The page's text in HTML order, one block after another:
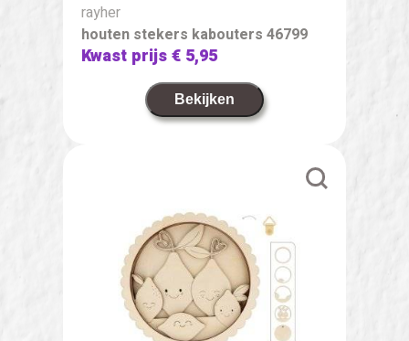
rayher
houten stekers kabouters 46799
Kwast prijs€ 5,95
Bekijken